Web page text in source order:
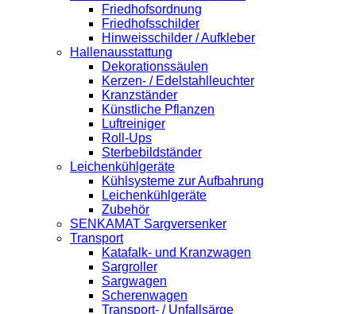
Friedhofsordnung
Friedhofsschilder
Hinweisschilder / Aufkleber
Hallenausstattung
Dekorationssäulen
Kerzen- / Edelstahlleuchter
Kranzständer
Künstliche Pflanzen
Luftreiniger
Roll-Ups
Sterbebildständer
Leichenkühlgeräte
Kühlsysteme zur Aufbahrung
Leichenkühlgeräte
Zubehör
SENKAMAT Sargversenker
Transport
Katafalk- und Kranzwagen
Sargroller
Sargwagen
Scherenwagen
Transport- / Unfallsärge